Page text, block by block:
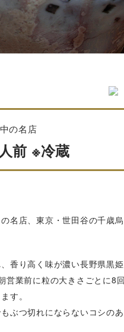
の名店
前 ※冷蔵
名店、東京・世田谷の千歳
香り高く味が濃い長野県黒
業前に粒の大きさごとに8
す。
ぶつ切れにならないコシの